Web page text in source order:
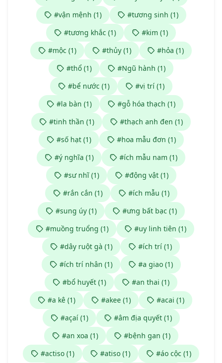
#vận mệnh (1)
#tương sinh (1)
#tương khắc (1)
#kim (1)
#mộc (1)
#thủy (1)
#hỏa (1)
#thổ (1)
#Ngũ hành (1)
#bể nước (1)
#vị trí (1)
#la bàn (1)
#gỗ hóa thạch (1)
#tinh thần (1)
#thạch anh đen (1)
#số hạt (1)
#hoa mẫu đơn (1)
#ý nghĩa (1)
#ích mẫu nam (1)
#sư nhĩ (1)
#động vật (1)
#rắn cắn (1)
#ích mẫu (1)
#sung úy (1)
#ưng bất bạc (1)
#muồng truổng (1)
#uy linh tiên (1)
#dây ruột gà (1)
#ích trí (1)
#ích trí nhân (1)
#a giao (1)
#bổ huyết (1)
#an thai (1)
#a kê (1)
#akee (1)
#acai (1)
#açaí (1)
#âm địa quyết (1)
#an xoa (1)
#bệnh gan (1)
#actiso (1)
#atiso (1)
#áo cộc (1)